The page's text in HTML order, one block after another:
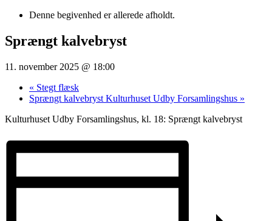
Denne begivenhed er allerede afholdt.
Sprængt kalvebryst
11. november 2025 @ 18:00
« Stegt flæsk
Sprængt kalvebryst Kulturhuset Udby Forsamlingshus »
Kulturhuset Udby Forsamlingshus, kl. 18: Sprængt kalvebryst